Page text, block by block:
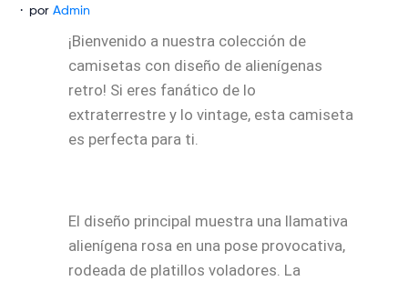
por Admin
¡Bienvenido a nuestra colección de
camisetas con diseño de alienígenas
retro! Si eres fanático de lo
extraterrestre y lo vintage, esta camiseta
es perfecta para ti.
El diseño principal muestra una llamativa
alienígena rosa en una pose provocativa,
rodeada de platillos voladores. La